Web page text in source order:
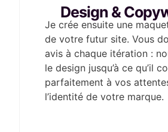
Design &
Je crée ensuite une
de votre futur site. Vous
avis à chaque itération :
le design jusqu’à ce qu’il
parfaitement à vos
l’identité de votre marque.